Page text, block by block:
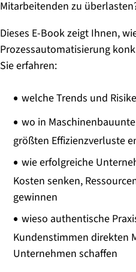
Mitarbeitenden zu
Dieses E-Book zeigt Ihnen,
Prozessautomatisierung
Sie erfahren:
welche Trends und
wo in
größten Effizienzverluste
wie erfolgreiche
Kosten senken,
gewinnen
wieso authentische
Kundenstimmen direkten
Unternehmen schaffen